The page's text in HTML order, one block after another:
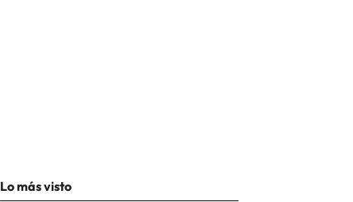
Lo más visto